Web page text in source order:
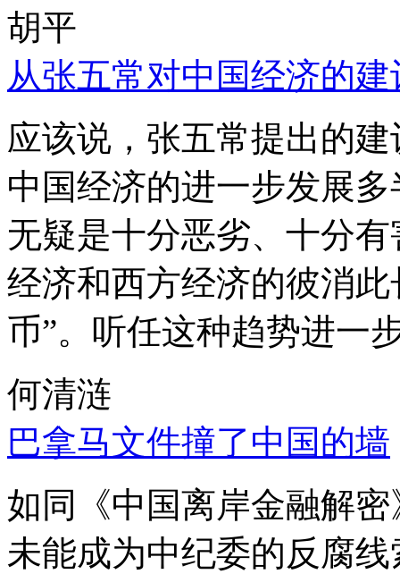
胡平
从张五常对中国经济的
应该说，张五常提出的
中国经济的进一步发展
无疑是十分恶劣、十分
经济和西方经济的彼消
币”。听任这种趋势进一
何清涟
巴拿马文件撞了中国的墙
如同《中国离岸金融解
未能成为中纪委的反腐